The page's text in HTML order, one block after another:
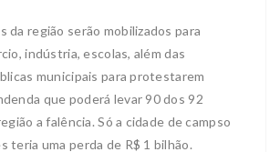
da região serão mobilizados para
indústria, escolas, além das
municipais para protestarem
que poderá levar 90 dos 92
a falência. Só a cidade de campso
teria uma perda de R$ 1 bilhão.